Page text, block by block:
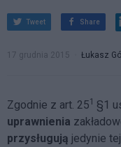
Tweet Share
17 grudnia 2015 Łukasz
Zgodnie z art. 251 §1
uprawnienia
przysługują jedynie